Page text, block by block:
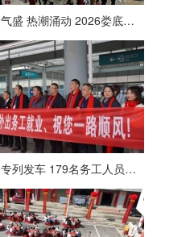
【乐购新春】烟火气盛 热潮涌动 2026娄底春节消费市场喜迎“开门红”
娄底 “点对点”返岗专列发车 179名务工人员免费赴沪